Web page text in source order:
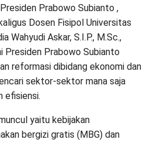
Prabowo Subianto ,
Dosen Fisipol Universitas
Wahyudi Askar, S.I.P., M.Sc.,
Presiden Prabowo Subianto
reformasi dibidang ekonomi dan
sektor-sektor mana saja
efisiensi.
yaitu kebijakan
bergizi gratis (MBG) dan